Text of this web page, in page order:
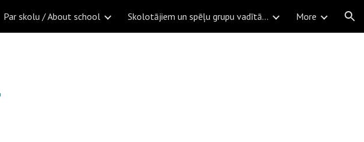
Skip to navigation
Par skolu / About school Skolotājiem un spēļu grupu vadītājiem More